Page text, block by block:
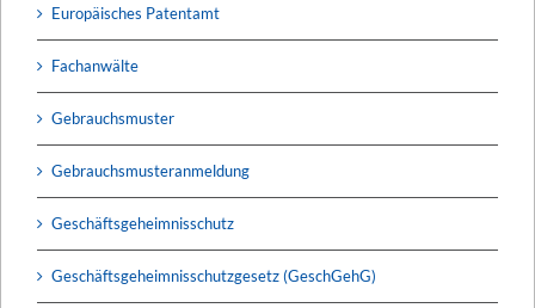
Europäisches Patentamt
Fachanwälte
Gebrauchsmuster
Gebrauchsmusteranmeldung
Geschäftsgeheimnisschutz
Geschäftsgeheimnisschutzgesetz (GeschGehG)